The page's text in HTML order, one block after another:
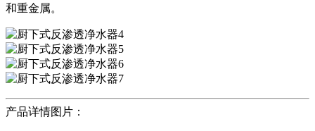
和重金属。
产品详情图片：